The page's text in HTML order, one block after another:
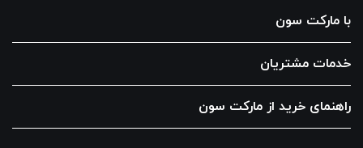
با مارکت سون
خدمات مشتریان
راهنمای خرید از مارکت سون